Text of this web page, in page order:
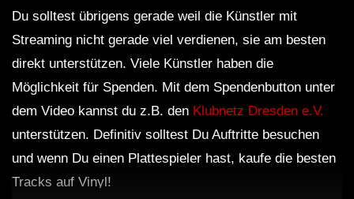
Du solltest übrigens gerade weil die Künstler mit
Streaming nicht gerade viel verdienen, sie am besten
direkt unterstützen. Viele Künstler haben die
Möglichkeit für Spenden. Mit dem Spendenbutton unter
dem Video kannst du z.B. den Klubnetz Dresden e.V.
unterstützen. Definitiv solltest Du Auftritte besuchen
und wenn Du einen Plattespieler hast, kaufe die besten
Tracks auf Vinyl!